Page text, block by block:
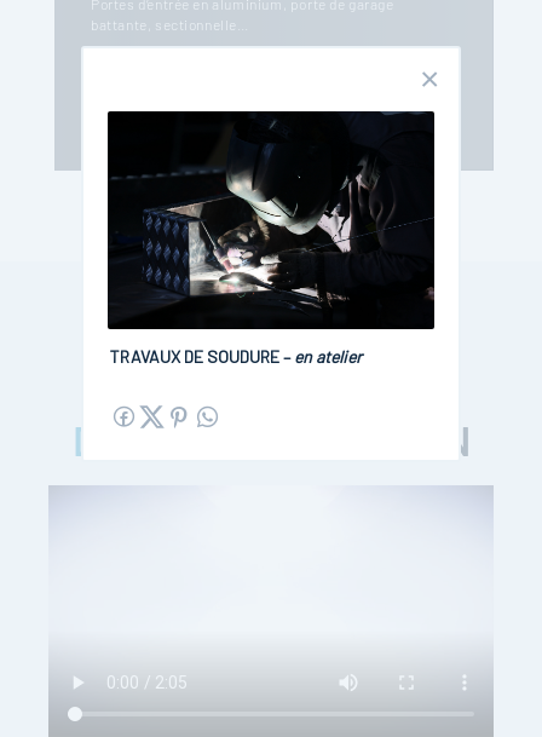
battante, sectionnelle…
DES ATELIERS DABIN
TRAVAUX DE SOUDURE –en atelier